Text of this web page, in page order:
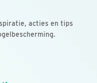
acties en tips